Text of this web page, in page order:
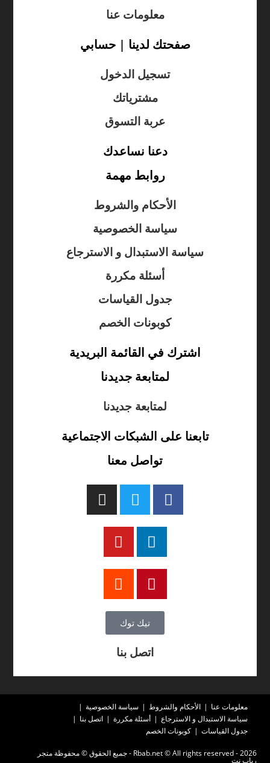
معلومات عنا
صفحتك لدينا | حسابي
تسجيل الدخول
مشترياتك
عربة التسوق
دعنا نساعدك
روابط مهمة
الأحكام والشروط
سياسة الخصوصية
سياسة الاستبدال و الاسترجاع
أسئلة مكررة
جدول القياسات
كوبونات الخصم
اشترك في القائمة البريدية
لمتابعة جديدنا
لمتابعة جديدنا
تابعنا على الشبكات الاجتماعية
تواصل معنا
تيك توك
اتصل بنا
معلومات عنا الأحكام والشروط
سياسة الخصوصية
سياسة الاستبدال و الاسترجاع
أسئلة مكررة
اتصل بنا
جدول القياسات
كوبونات الخصم
2026 - Rbab.net © All rights reserved - جميع الحقوق © محفوظة متجر
رباب نت